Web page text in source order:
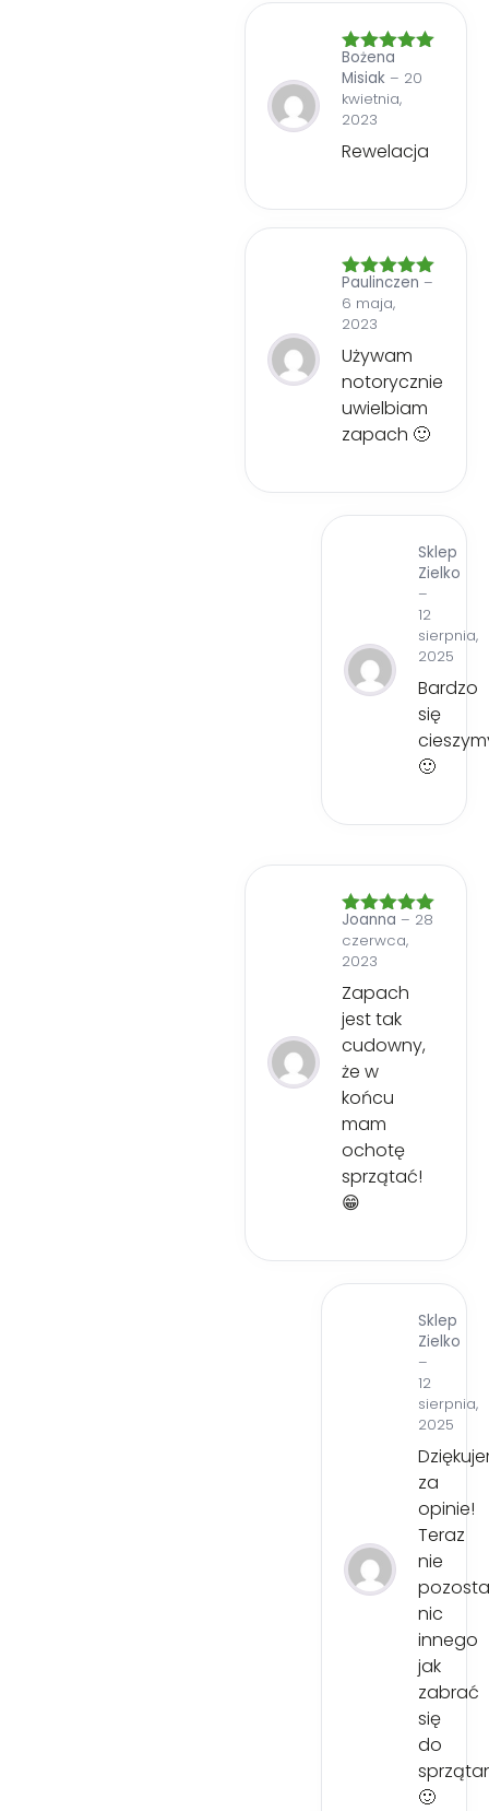
Oceniono
na 5
Bożena
Misiak – 20
kwietnia,
2023
Rewelacja
Oceniono5
na 5
Paulinczen –
6 maja,
2023
Używam
notorycznie
uwielbiam
zapach 🙂
Sklep
Zielko
–
12
sierpnia,
2025
Bardzo
się
🙂
Oceniono5
na 5
Joanna – 28
czerwca,
2023
Zapach
jest tak
cudowny,
że w
końcu
mam
ochotę
sprzątać!
😁
Sklep
Zielko
–
12
sierpnia,
2025
za
opinie!
Teraz
nie
nic
innego
jak
zabrać
się
do
🙂